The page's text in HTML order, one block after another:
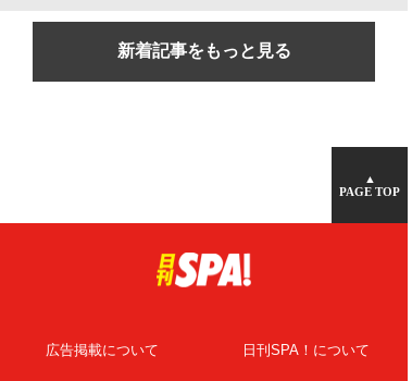
新着記事をもっと見る
▲
PAGE TOP
広告掲載について 日刊SPA！について